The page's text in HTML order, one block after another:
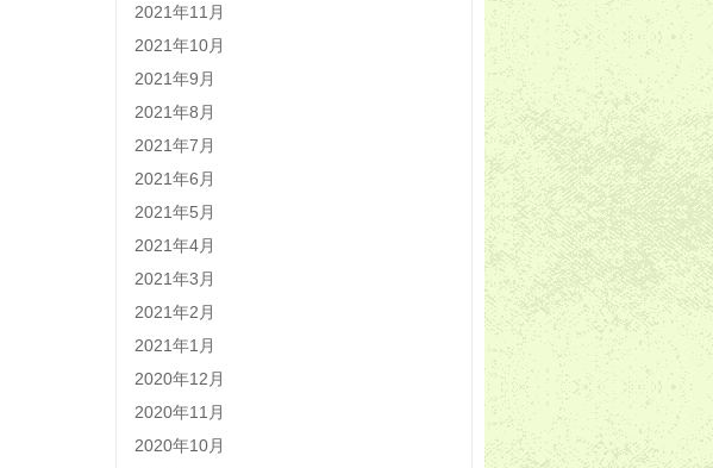
2021年11月
2021年10月
2021年9月
2021年8月
2021年7月
2021年6月
2021年5月
2021年4月
2021年3月
2021年2月
2021年1月
2020年12月
2020年11月
2020年10月